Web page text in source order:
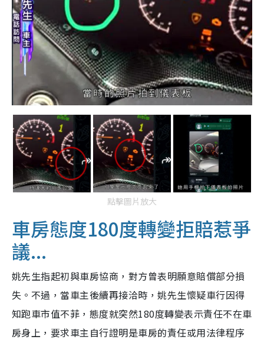
點擊圖片放大
車房態度180度轉變拒賠惹爭
議...
姚先生指起初與車房協商，對方曾表明願意賠償部分損
失。不過，當車主後續再接洽時，姚先生懷疑車行因得
知跑車市值不菲，態度就突然180度轉變表示責任不在車
房身上，要求車主自行證明是車房的責任或用法律程序